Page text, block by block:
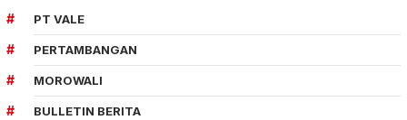
PT VALE
PERTAMBANGAN
MOROWALI
BULLETIN BERITA